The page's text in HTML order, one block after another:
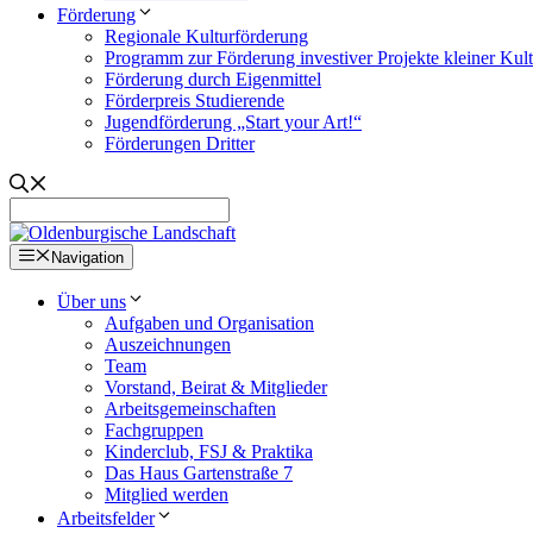
Förderung
Regionale Kulturförderung
Programm zur Förderung investiver Projekte kleiner
Förderung durch Eigenmittel
Förderpreis Studierende
Jugendförderung „Start your Art!“
Förderungen Dritter
Navigation
Über uns
Aufgaben und Organisation
Auszeichnungen
Team
Vorstand, Beirat & Mitglieder
Arbeitsgemeinschaften
Fachgruppen
Kinderclub, FSJ & Praktika
Das Haus Gartenstraße 7
Mitglied werden
Arbeitsfelder